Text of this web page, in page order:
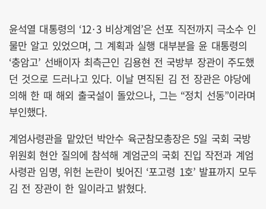
윤석열 대통령의 ‘12·3 비상계엄’은 선포 직전까지 극소수 인
물만 알고 있었으며, 그 계획과 실행 대부분을 윤 대통령의
‘충암고’ 선배이자 최측근인 김용현 전 국방부 장관이 주도했
던 것으로 드러나고 있다. 이날 면직된 김 전 장관은 야당에
의해 한 때 해외 출국설이 돌았으나, 그는 “정치 선동”이라며
부인했다.
계엄사령관을 맡았던 박안수 육군참모총장은 5일 국회 국방
위원회 현안 질의에 참석해 계엄군의 국회 진입 작전과 계엄
사령관 임명, 위헌 논란이 빚어진 ‘포고령 1호’ 발표까지 모두
김 전 장관이 한 일이라고 밝혔다.